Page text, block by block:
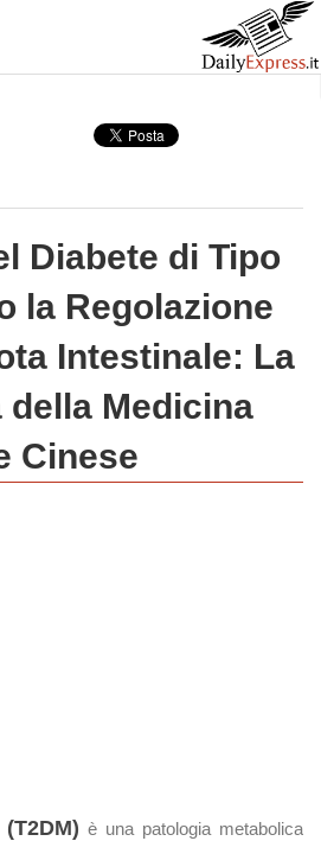
Diabete di Tipo
la Regolazione
Intestinale: La
Medicina
Cinese
è una patologia metabolica